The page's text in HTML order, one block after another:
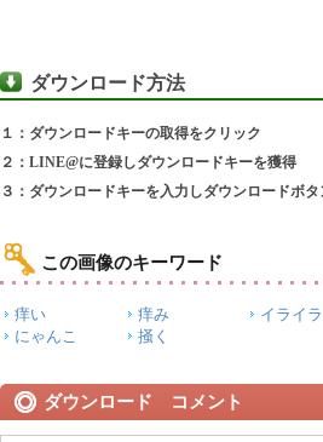
ダウンロード方法
１：ダウンロードキーの取得をクリック
２：LINE@に登録しダウンロードキーを獲得
３：ダウンロードキーを入力しダウンロードボ
この画像のキーワード
痒い 痒み イライラ
にゃんこ
掻く
ダウンロード コメント